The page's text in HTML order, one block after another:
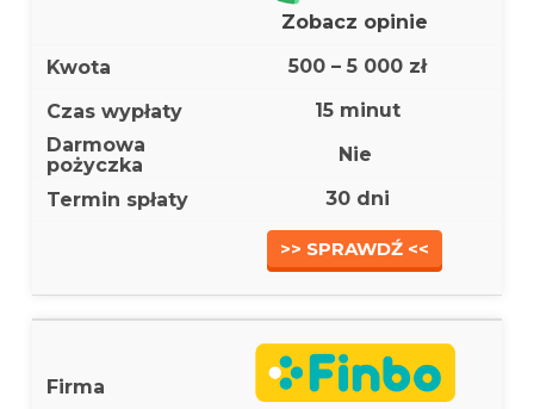
Zobacz opinie
500 – 5 000 zł
15 minut
Nie
30 dni
>> SPRAWDŹ <<